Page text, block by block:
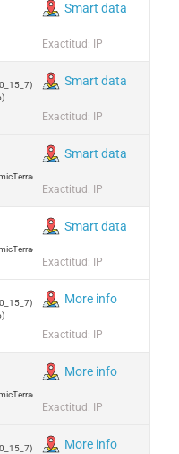
Smart data
Exactitud: IP
Smart data
Exactitud: IP
Smart data
Exactitud: IP
Smart data
Exactitud: IP
More info
Exactitud: IP
More info
Exactitud: IP
More info